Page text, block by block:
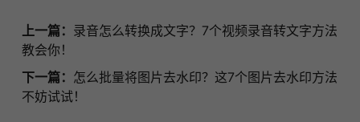
上一篇： 录音怎么转换成文字？7个视频录音转文字方法
教会你！
下一篇： 怎么批量将图片去水印？这7个图片去水印方法
不妨试试！